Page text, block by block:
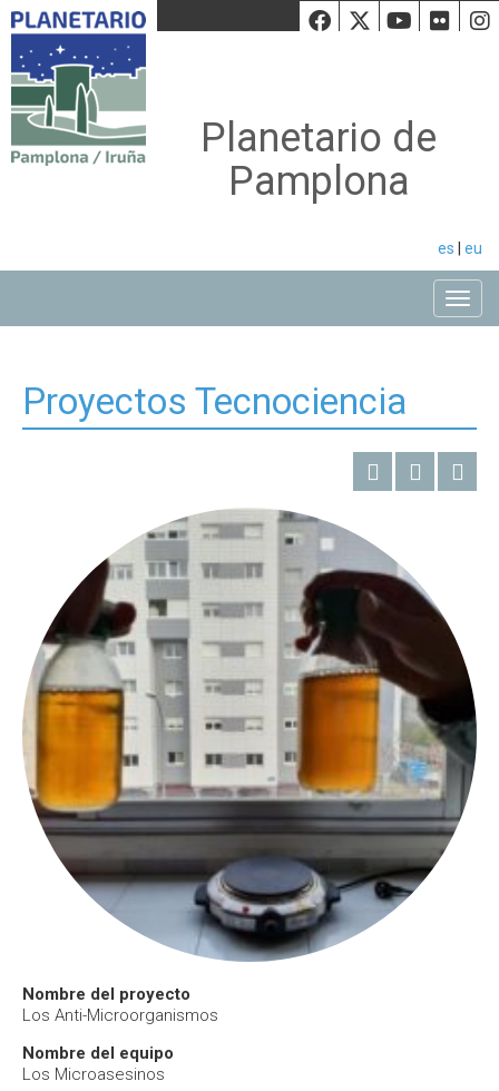
Facebook
Twiiter
Planetario de
Pamplona
es eu
Proyectos Tecnociencia
Nombre del proyecto
Los Anti-Microorganismos
Nombre del equipo
Los Microasesinos